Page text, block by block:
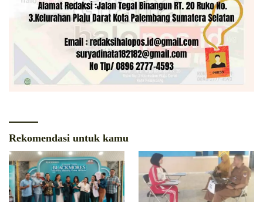
Rekomendasi untuk kamu